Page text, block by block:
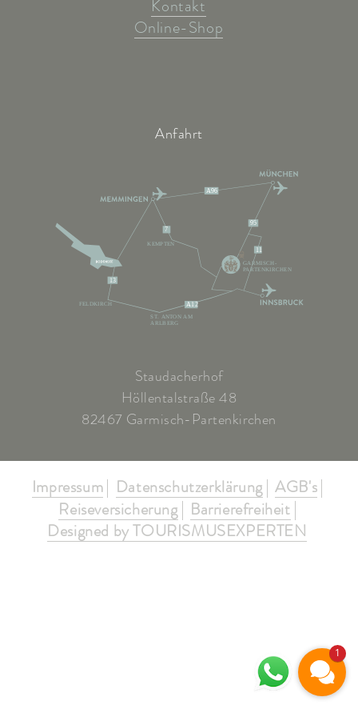
Kontakt
Online-Shop
Anfahrt
A96
95
11
7
A12
13
KEMPTEN
ST. ANTON AM
ARLBERG
FELDKIRCH
GARMISCH-
PARTENKIRCHEN
Staudacherhof
Höllentalstraße 48
82467 Garmisch-Partenkirchen
Impressum Datenschutzerklärung
AGB's
Reiseversicherung
Barrierefreiheit
Designed by TOURISMUSEXPERTEN
1